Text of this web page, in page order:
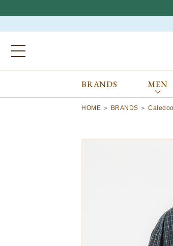
ブランドから探す
OF
The
ALL
BRANDS MEN
HOME BRANDS